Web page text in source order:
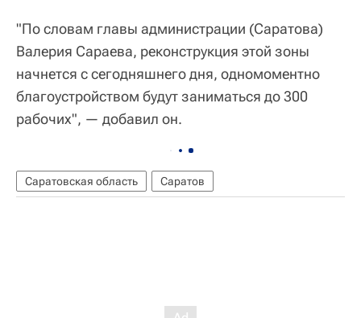
"По словам главы администрации (Саратова)
Валерия Сараева, реконструкция этой зоны
начнется с сегодняшнего дня, одномоментно
благоустройством будут заниматься до 300
рабочих", — добавил он.
Саратовская область Саратов